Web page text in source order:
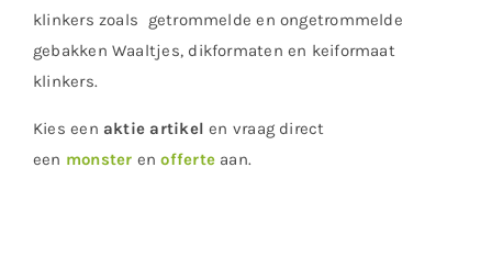
klinkers zoals getrommelde en ongetrommelde
gebakken Waaltjes, dikformaten en keiformaat
klinkers.
Kies een aktie artikel en vraag direct
een monster enofferteaan.